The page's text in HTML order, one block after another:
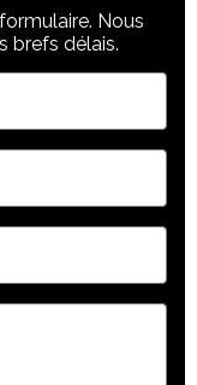
Nous
brefs délais.